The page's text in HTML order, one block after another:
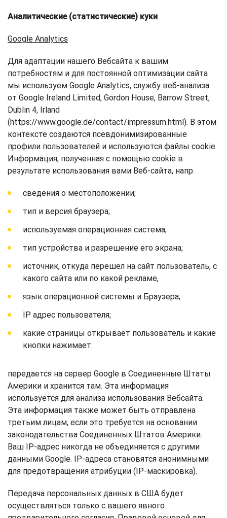
Аналитические (статистические) куки
Google Analytics
Для адаптации нашего Вебсайта к вашим
потребностям и для постоянной оптимизации сайта
мы используем Google Analytics, службу веб-анализа
от Google Ireland Limited, Gordon House, Barrow Street,
Dublin 4, Irland
(https://www.google.de/contact/impressum.html). В этом
контексте создаются псевдонимизированные
профили пользователей и используются файлы cookie.
Информация, полученная с помощью cookie в
результате использования вами Веб-сайта, напр.
сведения о местоположении;
тип и версия браузера;
используемая операционная система;
тип устройства и разрешение его экрана;
источник, откуда перешел на сайт пользователь, с
какого сайта или по какой рекламе,
язык операционной системы и Браузера;
IP адрес пользователя;
какие страницы открывает пользователь и какие
кнопки нажимает.
передается на сервер Google в Соединенные Штаты
Америки и хранится там. Эта информация
используется для анализа использования Вебсайта.
Эта информация также может быть отправлена
третьим лицам, если это требуется на основании
законодательства Соединенных Штатов Америки.
Ваш IP-адрес никогда не объединяется с другими
данными Google. IP-адреса становятся анонимными
для предотвращения атрибуции (IP-маскировка).
Передача персональных данных в США будет
осуществляться только с вашего явного